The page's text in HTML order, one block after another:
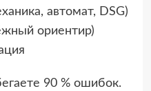
автомат, DSG)
ориентир)
90 % ошибок.